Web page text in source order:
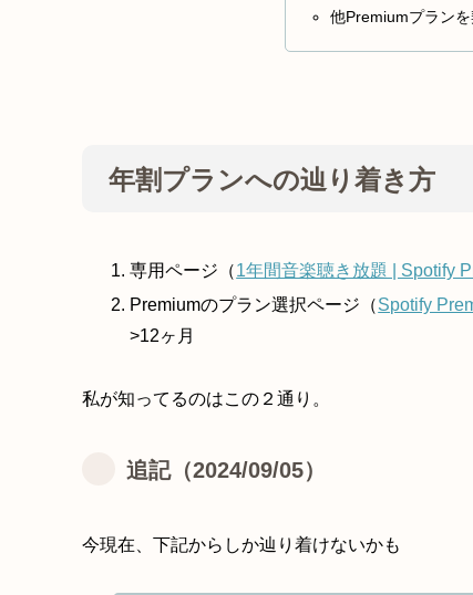
他Premiumプラン
年割プランへの辿り着き方
専用ページ（1年間音楽聴き放題 | Spotify
Premiumのプラン選択ページ（Spotify
>12ヶ月
私が知ってるのはこの２通り。
追記（2024/09/05）
今現在、下記からしか辿り着けないかも